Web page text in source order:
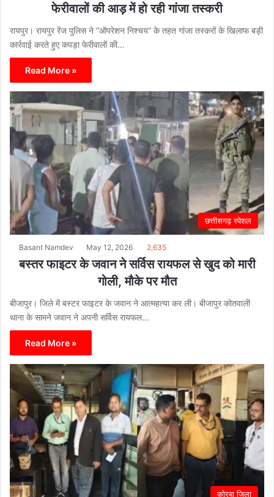
फेरीवालों की आड़ में हो रही गांजा तस्करी
रायपुर। रायपुर रेंज पुलिस ने “ऑपरेशन निश्चय” के तहत गांजा तस्करों के खिलाफ बड़ी
कार्रवाई करते हुए कपड़ा फेरीवालों की…
Read More »
छत्तीसगढ़ स्पेशल
Basant Namdev May 12, 2026 2,635
बस्तर फाइटर के जवान ने सर्विस रायफल से खुद को मारी
गोली, मौके पर मौत
बीजापुर। जिले में बस्टर फाइटर के जवान ने आत्महत्या कर ली। बीजापुर कोतवाली
थाना के सामने जवान ने अपनी सर्विस रायफल…
Read More »
कोरबा जिला